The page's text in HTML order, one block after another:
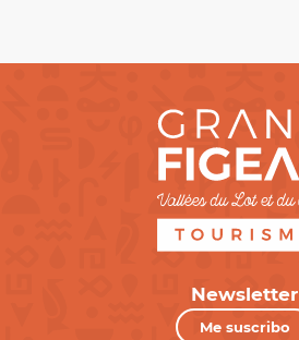
Newsletter
Me suscribo